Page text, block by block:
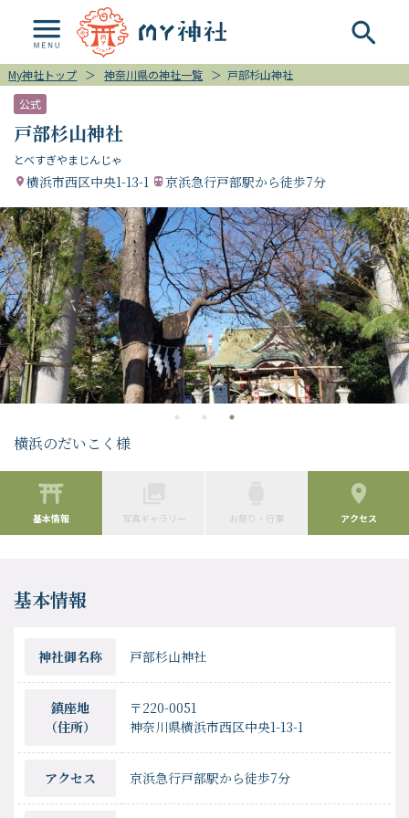
My神社トップ ＞ 神奈川県の神社一覧 ＞ 戸部杉山神社
公式
戸部杉山神社
とべすぎやまじんじゃ
横浜市西区中央1-13-1 京浜急行戸部駅から徒歩7分
横浜のだいこく様
基本情報 写真ギャラリー お祭り・行事 アクセス
基本情報
神社御名称 戸部杉山神社
鎮座地
（住所）
〒220-0051
神奈川県横浜市西区中央1-13-1
アクセス 京浜急行戸部駅から徒歩7分